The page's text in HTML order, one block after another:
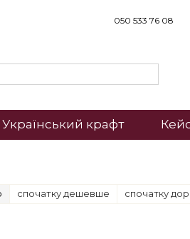
050 533 76 08
Український крафт
спочатку дешевше спочатку